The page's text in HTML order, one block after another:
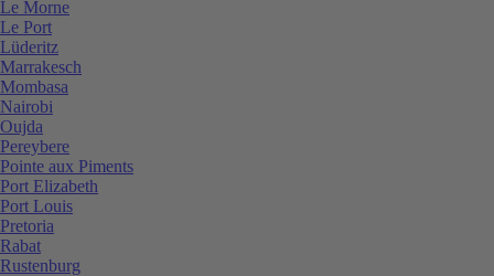
Le Morne
Le Port
Lüderitz
Marrakesch
Mombasa
Nairobi
Oujda
Pereybere
Pointe aux Piments
Port Elizabeth
Port Louis
Pretoria
Rabat
Rustenburg